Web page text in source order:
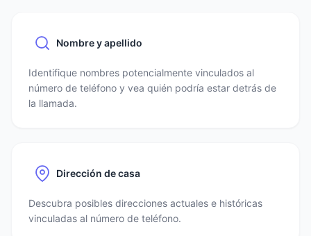
Nombre y apellido
Identifique nombres potencialmente vinculados al
número de teléfono y vea quién podría estar detrás de
la llamada.
Dirección de casa
Descubra posibles direcciones actuales e históricas
vinculadas al número de teléfono.